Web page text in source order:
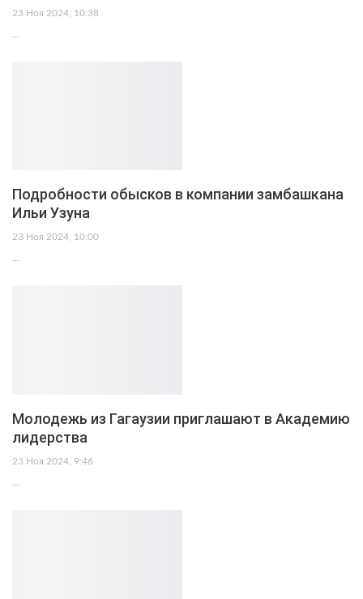
23 Ноя 2024, 10:38
Подробности обысков в компании замбашкана
Ильи Узуна
23 Ноя 2024, 10:00
…
Молодежь из Гагаузии приглашают в Академию
лидерства
23 Ноя 2024, 9:46